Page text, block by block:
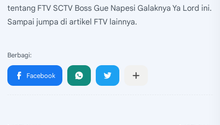
tentang FTV SCTV Boss Gue Napesi Galaknya Ya Lord ini.
Sampai jumpa di artikel FTV lainnya.